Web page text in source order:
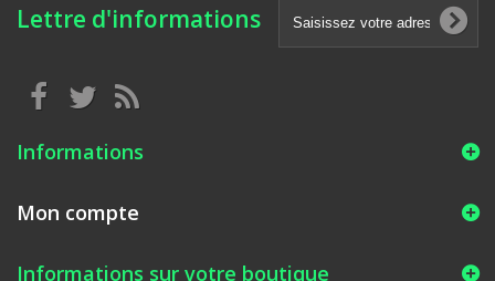
Lettre d'informations
Informations
Mon compte
Informations sur votre boutique